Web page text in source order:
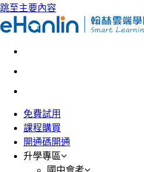
跳至主要內容
免費試用
課程購買
開通碼開通
升學專區
國中會考